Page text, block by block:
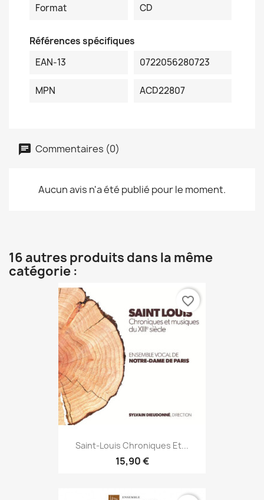
Format
CD
Références spécifiques
EAN-13
0722056280723
MPN ACD22807
Commentaires (0)
Aucun avis n'a été publié pour le moment.
16 autres produits dans la même
catégorie :
Saint-Louis Chroniques Et...
15,90 €
favorite_border